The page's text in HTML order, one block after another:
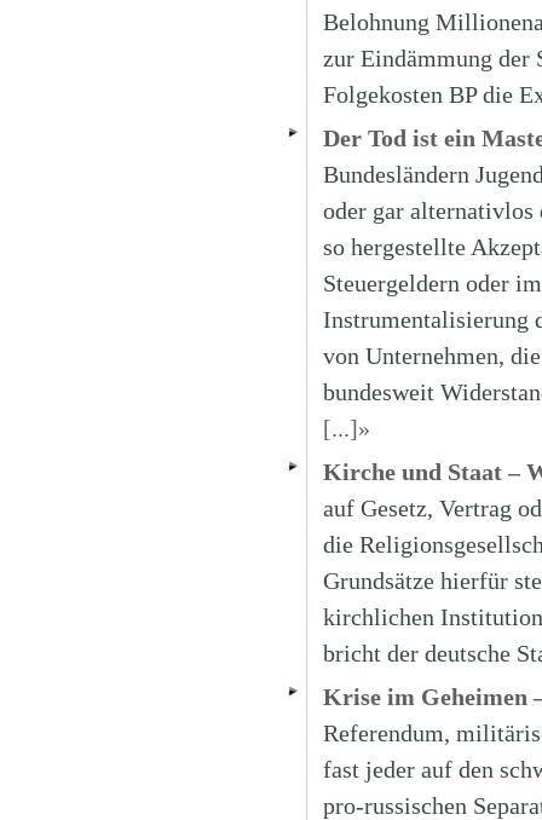
Belohnung
zur Eindämmung der
Folgekosten BP die
Der Tod ist ein
Bundesländern
oder gar alternativlos
so hergestellte
Steuergeldern oder
Instrumentalisierung
von Unternehmen,
bundesweit
[...]»
Kirche und Staat –
auf Gesetz, Vertrag
die
Grundsätze hierfür
kirchlichen
bricht der deutsche
Krise im Geheimen
Referendum,
fast jeder auf den
pro-russischen